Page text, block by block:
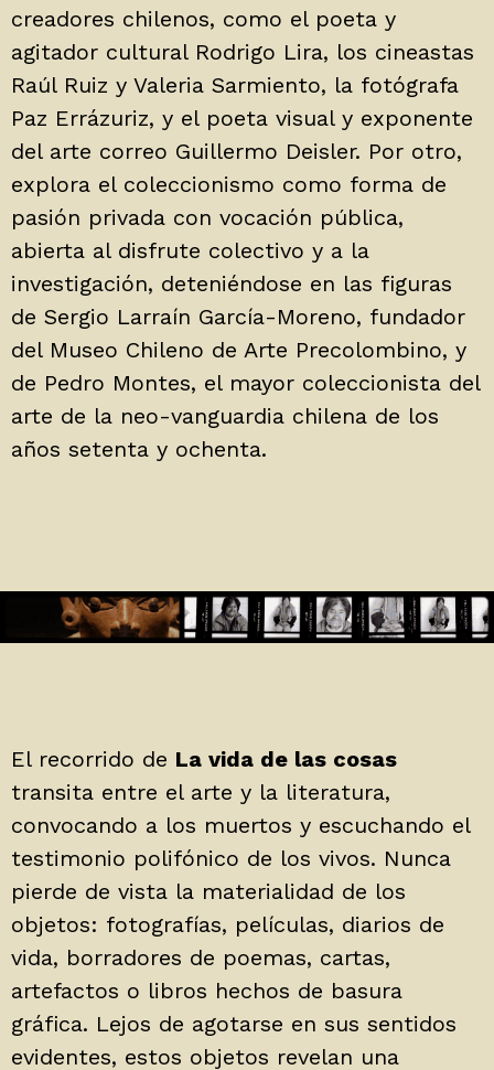
creadores chilenos, como el poeta y
agitador cultural Rodrigo Lira, los cineastas
Raúl Ruiz y Valeria Sarmiento, la fotógrafa
Paz Errázuriz, y el poeta visual y exponente
del arte correo Guillermo Deisler. Por otro,
explora el coleccionismo como forma de
pasión privada con vocación pública,
abierta al disfrute colectivo y a la
investigación, deteniéndose en las figuras
de Sergio Larraín García-Moreno, fundador
del Museo Chileno de Arte Precolombino, y
de Pedro Montes, el mayor coleccionista del
arte de la neo-vanguardia chilena de los
años setenta y ochenta.
El recorrido de La vida de las cosas
transita entre el arte y la literatura,
convocando a los muertos y escuchando el
testimonio polifónico de los vivos. Nunca
pierde de vista la materialidad de los
objetos: fotografías, películas, diarios de
vida, borradores de poemas, cartas,
artefactos o libros hechos de basura
gráfica. Lejos de agotarse en sus sentidos
evidentes, estos objetos revelan una